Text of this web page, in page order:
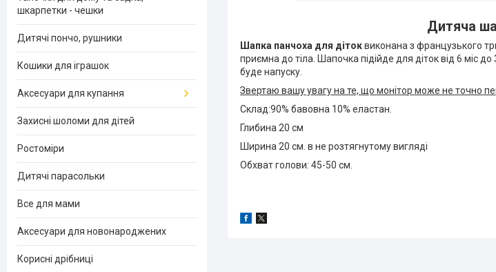
Дитяча
Шапка панчоха для дітоквиконана з французького
приємна до тіла. Шапочка підійде для діток від 6 міс
буде напуску.
Звертаю вашу увагу на те, що монітор може не точно
Склад:90% бавовна 10% еластан.
Глибина 20 см
Ширина 20 см. в не розтягнутому вигляді
Обхват голови: 45-50 см.
шкарпетки - чешки
Дитячі пончо, рушники
Кошики для іграшок
Аксесуари для купання
Захисні шоломи для дітей
Ростоміри
Дитячі парасольки
Все для мами
Аксесуари для новонароджених
Корисні дрібниці